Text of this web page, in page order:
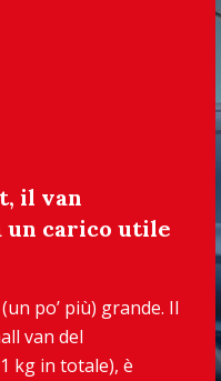
il van
un carico utile
po’ più) grande. Il
van del
kg in totale), è